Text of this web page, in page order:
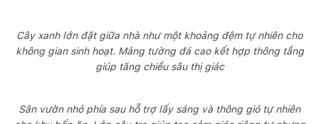
Cây xanh lớn đặt giữa nhà như một khoảng đệm tự nhiên cho
không gian sinh hoạt. Mảng tường đá cao kết hợp thông tầng
giúp tăng chiều sâu thị giác
Sân vườn nhỏ phía sau hỗ trợ lấy sáng và thông gió tự nhiên